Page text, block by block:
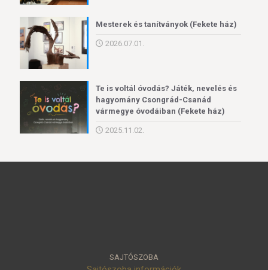
Mesterek és tanítványok (Fekete ház)
2026.07.01.
Te is voltál óvodás? Játék, nevelés és
hagyomány Csongrád-Csanád
vármegye óvodáiban (Fekete ház)
2025.11.02.
SAJTÓSZOBA